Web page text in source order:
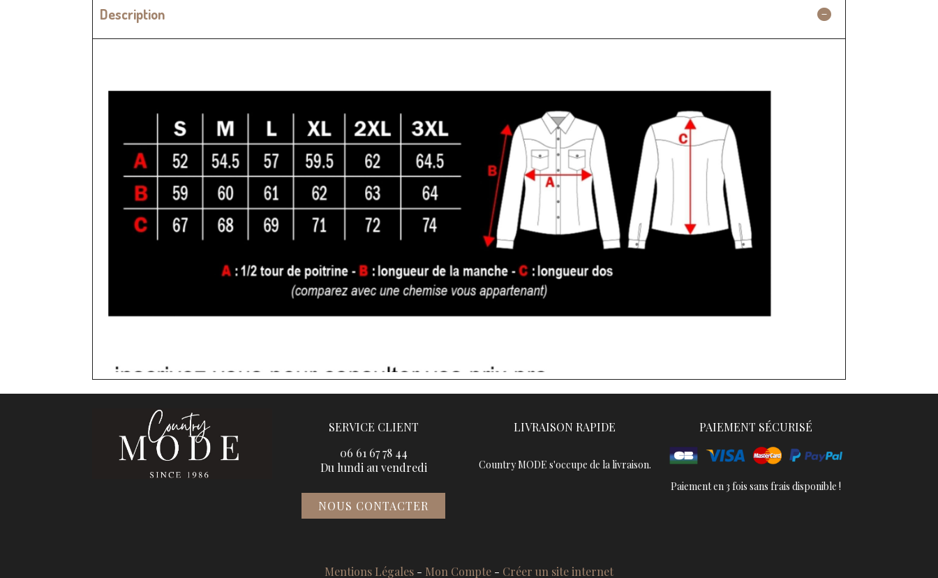
Description
SERVICE CLIENT
06 61 67 78 44
Du lundi au vendredi
NOUS CONTACTER
LIVRAISON RAPIDE
Country MODE s'occupe de la livraison.
PAIEMENT SÉCURISÉ
Paiement en 3 fois sans frais disponible !
Mentions Légales Mon Compte Créer un site internet